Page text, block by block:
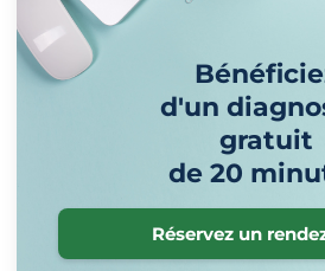
d'un
gratuit
de 20
Réservez un